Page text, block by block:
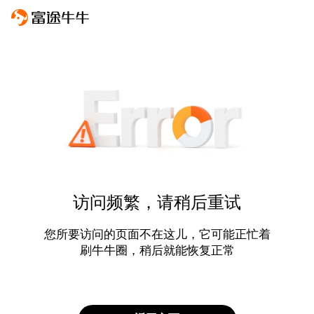
访问频繁，请稍后重试
您所要访问的页面不在这儿，它可能正忙着
刷牛牛圈，稍后就能恢复正常